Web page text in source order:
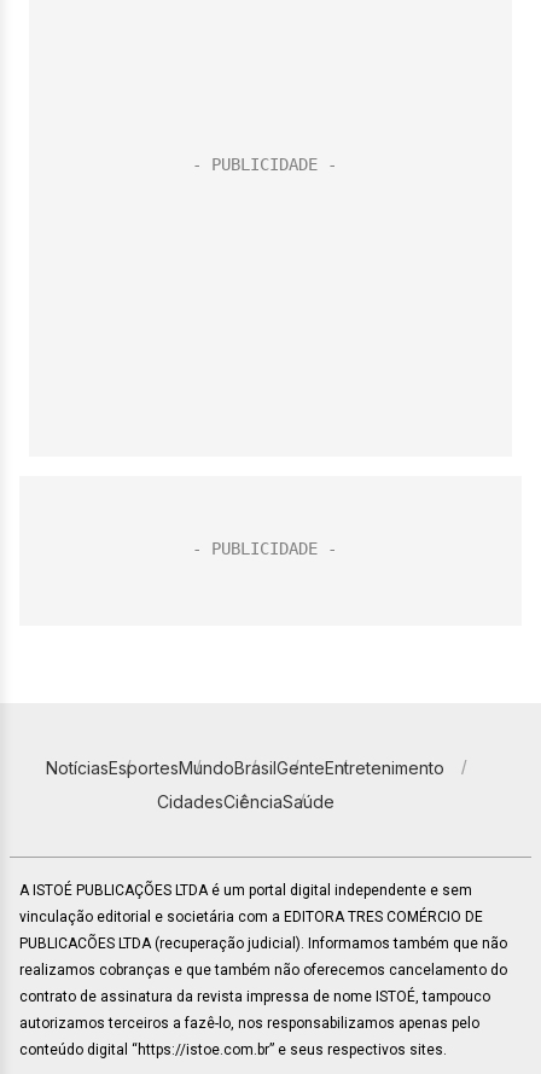
NotíciasEsportesMundoBrasilGenteEntretenimento
CidadesCiênciaSaúde
A ISTOÉ PUBLICAÇÕES LTDA é um portal digital independente e sem
vinculação editorial e societária com a EDITORA TRES COMÉRCIO DE
PUBLICACÕES LTDA (recuperação judicial). Informamos também que não
realizamos cobranças e que também não oferecemos cancelamento do
contrato de assinatura da revista impressa de nome ISTOÉ, tampouco
autorizamos terceiros a fazê-lo, nos responsabilizamos apenas pelo
conteúdo digital “https://istoe.com.br” e seus respectivos sites.